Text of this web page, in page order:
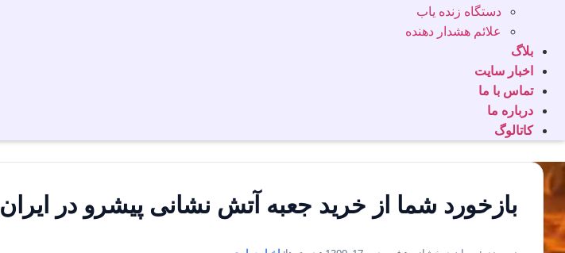
دستگاه زنده یاب
علائم هشدار دهنده
بلاگ
اخبار سایت
تماس با ما
درباره ما
کاتالوگ
بازخورد شما از خرید جعبه آتش نشانی پیشرو در ایران